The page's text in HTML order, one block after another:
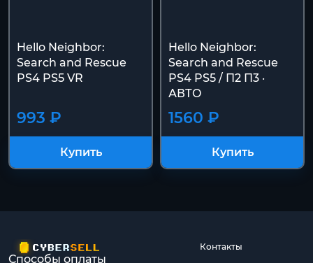
Hello Neighbor:
Search and Rescue
PS4 PS5 VR
993 ₽
Купить
Hello Neighbor:
Search and Rescue
PS4 PS5 / П2 П3 ·
АВТО
1560 ₽
Купить
Контакты
Способы оплаты